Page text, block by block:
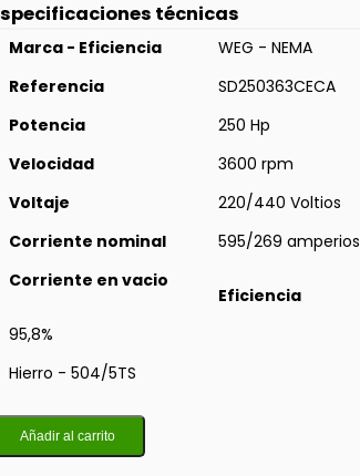
técnicas
Marca - Eficiencia
WEG - NEMA
Referencia
SD250363CECA
Potencia
250 Hp
Velocidad
3600 rpm
Voltaje
220/440 Voltios
Corriente nominal
595/269 amperios
Corriente en vacio
Eficiencia
95,8%
Hierro - 504/5TS
Añadir al carrito